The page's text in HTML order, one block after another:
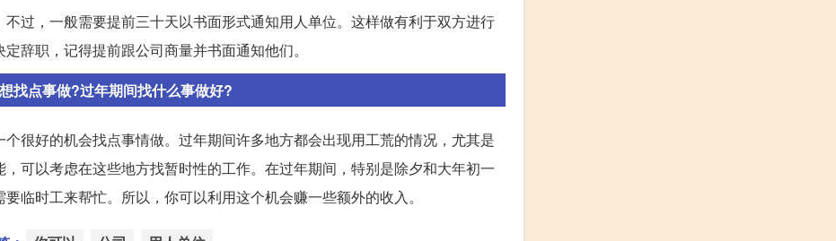
过，一般需要提前三十天以书面形式通知用人单位。这样做有利于双方进行
辞职，记得提前跟公司商量并书面通知他们。
找点事做?过年期间找什么事做好?
很好的机会找点事情做。过年期间许多地方都会出现用工荒的情况，尤其是
可以考虑在这些地方找暂时性的工作。在过年期间，特别是除夕和大年初一
临时工来帮忙。所以，你可以利用这个机会赚一些额外的收入。